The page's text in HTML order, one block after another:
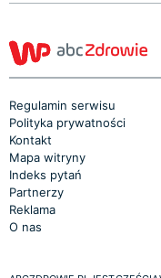
Regulamin serwisu
Polityka prywatności
Kontakt
Mapa witryny
Indeks pytań
Partnerzy
Reklama
O nas